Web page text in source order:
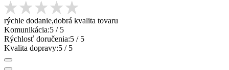
rýchle dodanie,dobrá kvalita tovaru
Komunikácia:5 / 5
Rýchlosť doručenia:5 / 5
Kvalita dopravy:5 / 5